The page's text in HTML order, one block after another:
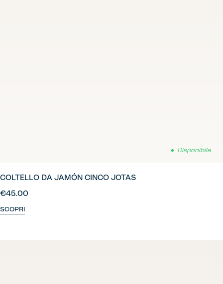
Disponibile
COLTELLO DA JAMÓN CINCO JOTAS
€45.00
SCOPRI